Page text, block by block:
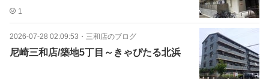
1
2026-07-28 02:09:53 ・ 三和店のブログ
尼崎三和店/築地5丁目～きゃぴたる北浜